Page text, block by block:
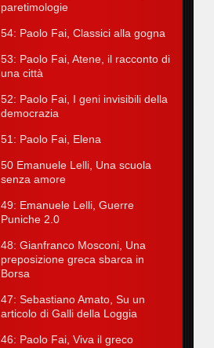
paretimologie
54: Paolo Fai, Classici alla gogna
53: Paolo Fai, Atene, il racconto di
una città
52: Paolo Fai, I geni invisibili della
democrazia
51: Paolo Fai, Elena
50 Emanuele Lelli, Una scuola
senza amore
49: Emanuele Lelli, Guerre
Puniche 2.0
48: Gianfranco Mosconi, Una
preposizione greca sbarca in
Borsa
47: Sebastiano Amato, Su un
articolo di Galli della Loggia
46: Paolo Fai, Viva il greco